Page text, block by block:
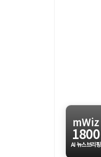
mWiz
1800
AI 뉴스브리핑